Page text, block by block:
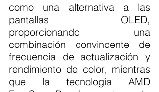
como una alternativa a las
pantallas OLED,
proporcionando una
combinación convincente de
frecuencia de actualización y
rendimiento de color, mientras
que la tecnología AMD